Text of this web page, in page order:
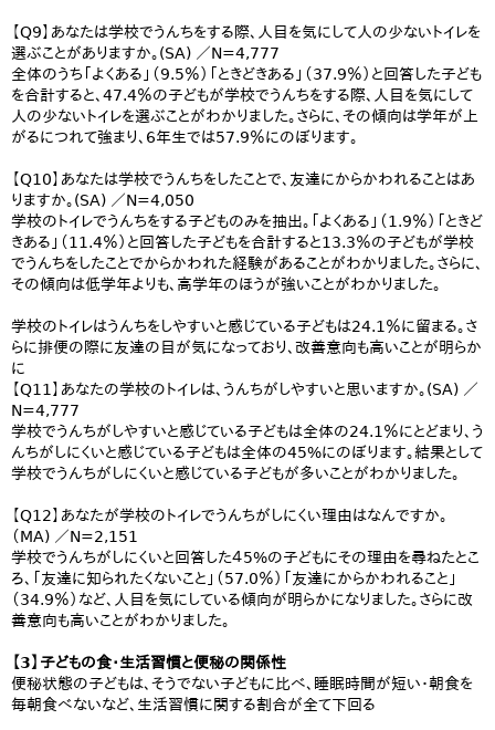
【Q9】あなたは学校でうんちをする際、人目を気にして人の少ないトイレを
選ぶことがありますか。(SA) ／N=4,777
全体のうち「よくある」（9.5％）「ときどきある」（37.9％）と回答した子ども
を合計すると、47.4％の子どもが学校でうんちをする際、人目を気にして
人の少ないトイレを選ぶことがわかりました。さらに、その傾向は学年が上
がるにつれて強まり、6年生では57.9％にのぼります。
【Q10】あなたは学校でうんちをしたことで、友達にからかわれることはあ
りますか。(SA) ／N=4,050
学校のトイレでうんちをする子どものみを抽出。「よくある」（1.9％）「ときど
きある」（11.4％）と回答した子どもを合計すると13.3％の子どもが学校
でうんちをしたことでからかわれた経験があることがわかりました。さらに、
その傾向は低学年よりも、高学年のほうが強いことがわかりました。
学校のトイレはうんちをしやすいと感じている子どもは24.1％に留まる。さ
らに排便の際に友達の目が気になっており、改善意向も高いことが明らか
に
【Q11】あなたの学校のトイレは、うんちがしやすいと思いますか。(SA) ／
N=4,777
学校でうんちがしやすいと感じている子どもは全体の24.1％にとどまり、う
んちがしにくいと感じている子どもは全体の45%にのぼります。結果として
学校でうんちがしにくいと感じている子どもが多いことがわかりました。
【Q12】あなたが学校のトイレでうんちがしにくい理由はなんですか。
（MA) ／N=2,151
学校でうんちがしにくいと回答した４5%の子どもにその理由を尋ねたとこ
ろ、「友達に知られたくないこと」（57.0％）「友達にからかわれること」
（34.9％）など、人目を気にしている傾向が明らかになりました。さらに改
善意向も高いことがわかりました。
【3】子どもの食・生活習慣と便秘の関係性
便秘状態の子どもは、そうでない子どもに比べ、睡眠時間が短い・朝食を
毎朝食べないなど、生活習慣に関する割合が全て下回る